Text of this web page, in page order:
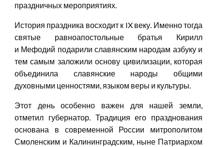
праздничных мероприятиях.
История праздника восходит к IX веку. Именно тогда
святые равноапостольные братья Кирилл
и Мефодий подарили славянским народам азбуку и
тем самым заложили основу цивилизации, которая
объединила славянские народы общими
духовными ценностями, языком веры и культуры.
Этот день особенно важен для нашей земли,
отметил губернатор. Традиция его празднования
основана в современной России митрополитом
Смоленским и Калининградским, ныне Патриархом